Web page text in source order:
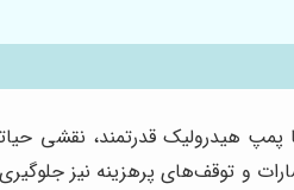
پمپ هیدرولیک قدرتمند، نقشی
و توقف‌های پرهزینه نیز